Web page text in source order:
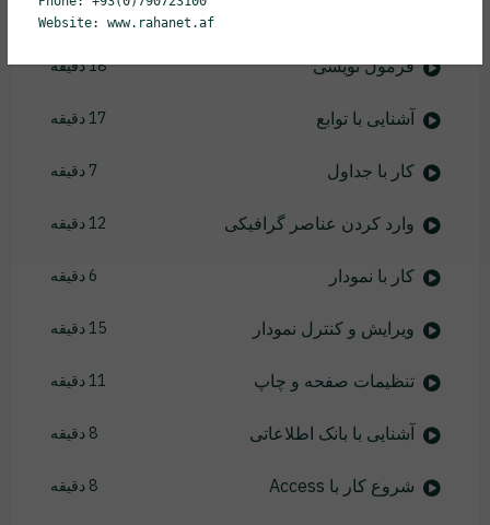
فرمول نویسی 18 دقیقه
آشنایی با توابع 17 دقیقه
کار با جداول 7 دقیقه
وارد کردن عناصر گرافیکی 12 دقیقه
کار با نمودار 6 دقیقه
ویرایش و کنترل نمودار 15 دقیقه
تنظیمات صفحه و چاپ 11 دقیقه
آشنایی با بانک اطلاعاتی 8 دقیقه
شروع کار با Access 8 دقیقه
Website: www.rahanet.af